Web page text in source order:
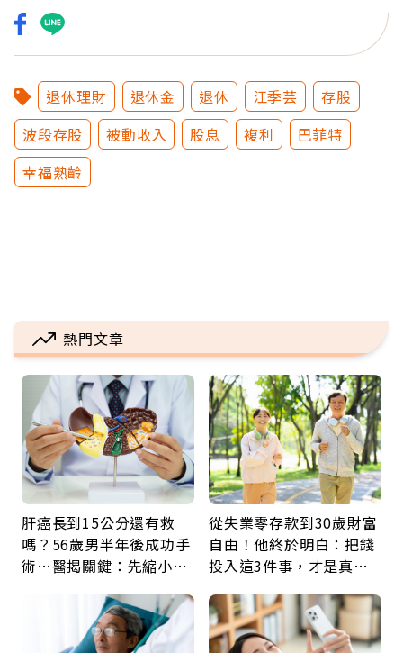
退休理財 退休金 退休 江季芸
存股
波段存股
被動收入 股息 複利
巴菲特
幸福熟齡
熱門文章
肝癌長到15公分還有救
嗎？56歲男半年後成功手
術…醫揭關鍵：先縮小腫
從失業零存款到30歲財富
自由！他終於明白：把錢
投入這3件事，才是真正